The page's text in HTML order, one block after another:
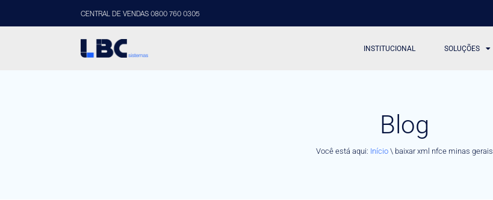
CENTRAL DE VENDAS 0800 760 0305
INSTITUCIONAL SOLUÇÕES
Blog
Você está aqui: Início \ baixar xml nfce minas gerais